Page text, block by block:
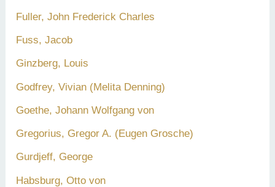
Fuller, John Frederick Charles
Fuss, Jacob
Ginzberg, Louis
Godfrey, Vivian (Melita Denning)
Goethe, Johann Wolfgang von
Gregorius, Gregor A. (Eugen Grosche)
Gurdjeff, George
Habsburg, Otto von